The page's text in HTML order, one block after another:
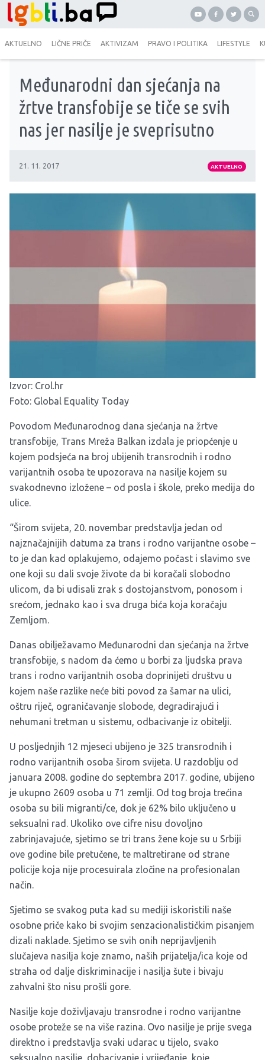
AKTUELNO LIČNE PRIČE AKTIVIZAM PRAVO I POLITIKA LIFESTYLE
Međunarodni dan sjećanja na
žrtve transfobije se tiče se svih
nas jer nasilje je sveprisutno
21. 11. 2017 AKTUELNO
Izvor: Crol.hr
Foto: Global Equality Today
Povodom Međunarodnog dana sjećanja na žrtve
transfobije, Trans Mreža Balkan izdala je priopćenje u
kojem podsjeća na broj ubijenih transrodnih i rodno
varijantnih osoba te upozorava na nasilje kojem su
svakodnevno izložene – od posla i škole, preko medija do
ulice.
“Širom svijeta, 20. novembar predstavlja jedan od
najznačajnijih datuma za trans i rodno varijantne osobe –
to je dan kad oplakujemo, odajemo počast i slavimo sve
one koji su dali svoje živote da bi koračali slobodno
ulicom, da bi udisali zrak s dostojanstvom, ponosom i
srećom, jednako kao i sva druga bića koja koračaju
Zemljom.
Danas obilježavamo Međunarodni dan sjećanja na žrtve
transfobije, s nadom da ćemo u borbi za ljudska prava
trans i rodno varijantnih osoba doprinijeti društvu u
kojem naše razlike neće biti povod za šamar na ulici,
oštru riječ, ograničavanje slobode, degradirajući i
nehumani tretman u sistemu, odbacivanje iz obitelji.
U posljednjih 12 mjeseci ubijeno je 325 transrodnih i
rodno varijantnih osoba širom svijeta. U razdoblju od
januara 2008. godine do septembra 2017. godine, ubijeno
je ukupno 2609 osoba u 71 zemlji. Od tog broja trećina
osoba su bili migranti/ce, dok je 62% bilo uključeno u
seksualni rad. Ukoliko ove cifre nisu dovoljno
zabrinjavajuće, sjetimo se tri trans žene koje su u Srbiji
ove godine bile pretučene, te maltretirane od strane
policije koja nije procesuirala zločine na profesionalan
način.
Sjetimo se svakog puta kad su mediji iskoristili naše
osobne priče kako bi svojim senzacionalističkim pisanjem
dizali naklade. Sjetimo se svih onih neprijavljenih
slučajeva nasilja koje znamo, naših prijatelja/ica koje od
straha od dalje diskriminacije i nasilja šute i bivaju
zahvalni što nisu prošli gore.
Nasilje koje doživljavaju transrodne i rodno varijantne
osobe proteže se na više razina. Ovo nasilje je prije svega
direktno i predstavlja svaki udarac u tijelo, svako
seksualno nasilje, dobacivanje i vrijeđanje, koje